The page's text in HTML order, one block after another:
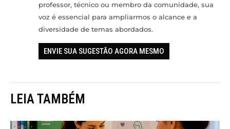
professor, técnico ou membro da comunidade, sua
voz é essencial para ampliarmos o alcance e a
diversidade de temas abordados.
ENVIE SUA SUGESTÃO AGORA MESMO
LEIA TAMBÉM